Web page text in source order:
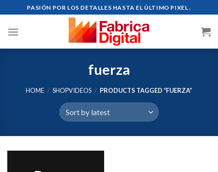
to
content
PASIÓN POR LOS DETALLES HASTA EL ÚLTIMO PIXEL .
fuerza
HOME / SHOPVIDEOS / PRODUCTS TAGGED “FUERZA”